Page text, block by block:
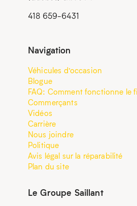
418 659-6431
Navigation
Véhicules d’occasion
Blogue
FAQ: Comment fonctionne le
Commerçants
Vidéos
Carrière
Nous joindre
Politique
Avis légal sur la réparabilité
Plan du site
Le Groupe Saillant